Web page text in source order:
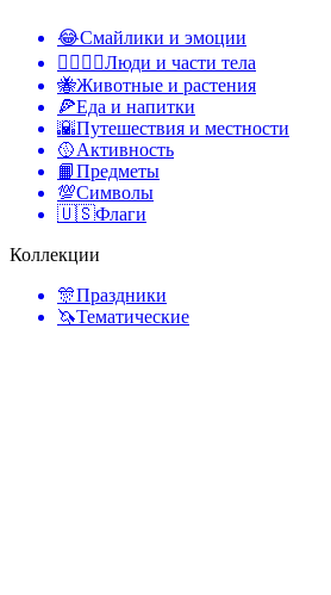
😂Смайлики и эмоции
👩‍❤️‍💋‍👨Люди и части тела
🐝Животные и растения
🍕Еда и напитки
🌇Путешествия и местности
🥎Активность
📙Предметы
💯Символы
🇺🇸Флаги
Коллекции
🎊Праздники
🦄Тематические